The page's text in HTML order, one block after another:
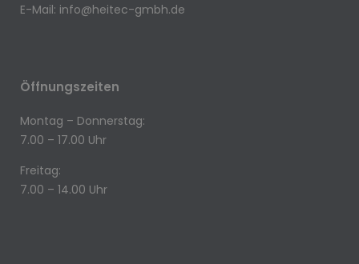
E-Mail: info@heitec-gmbh.de
Öffnungszeiten
Montag – Donnerstag:
7.00 – 17.00 Uhr
Freitag:
7.00 – 14.00 Uhr